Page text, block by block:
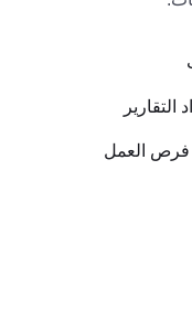
التقارير
فرص العمل